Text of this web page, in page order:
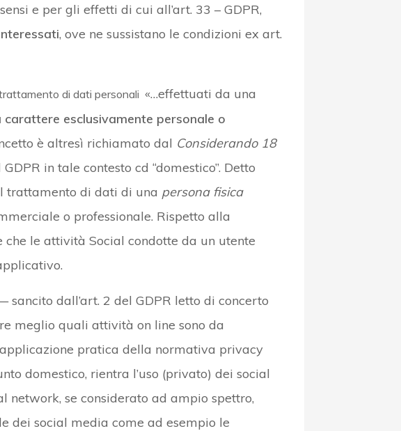
e per gli effetti di cui all’art. 33 – GDPR,
, ove ne sussistano le condizioni ex art.
di dati personali «…effettuati da una
carattere esclusivamente personale o
è altresì richiamato dal Considerando 18
in tale contesto cd “domestico”. Detto
trattamento di dati di una persona fisica
o professionale. Rispetto alla
le attività Social condotte da un utente
dall’art. 2 del GDPR letto di concerto
meglio quali attività on line sono da
pratica della normativa privacy
domestico, rientra l’uso (privato) dei social
network, se considerato ad ampio spettro,
dei social media come ad esempio le